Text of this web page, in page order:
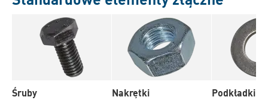
Śruby
Nakrętki
Podkładki